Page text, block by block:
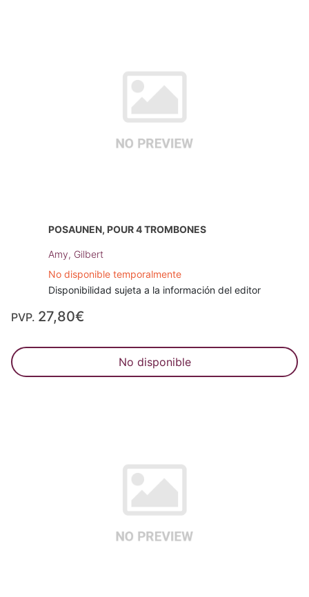
POSAUNEN, POUR 4 TROMBONES
Amy, Gilbert
No disponible temporalmente
Disponibilidad sujeta a la información del editor
PVP. 27,80€
No disponible